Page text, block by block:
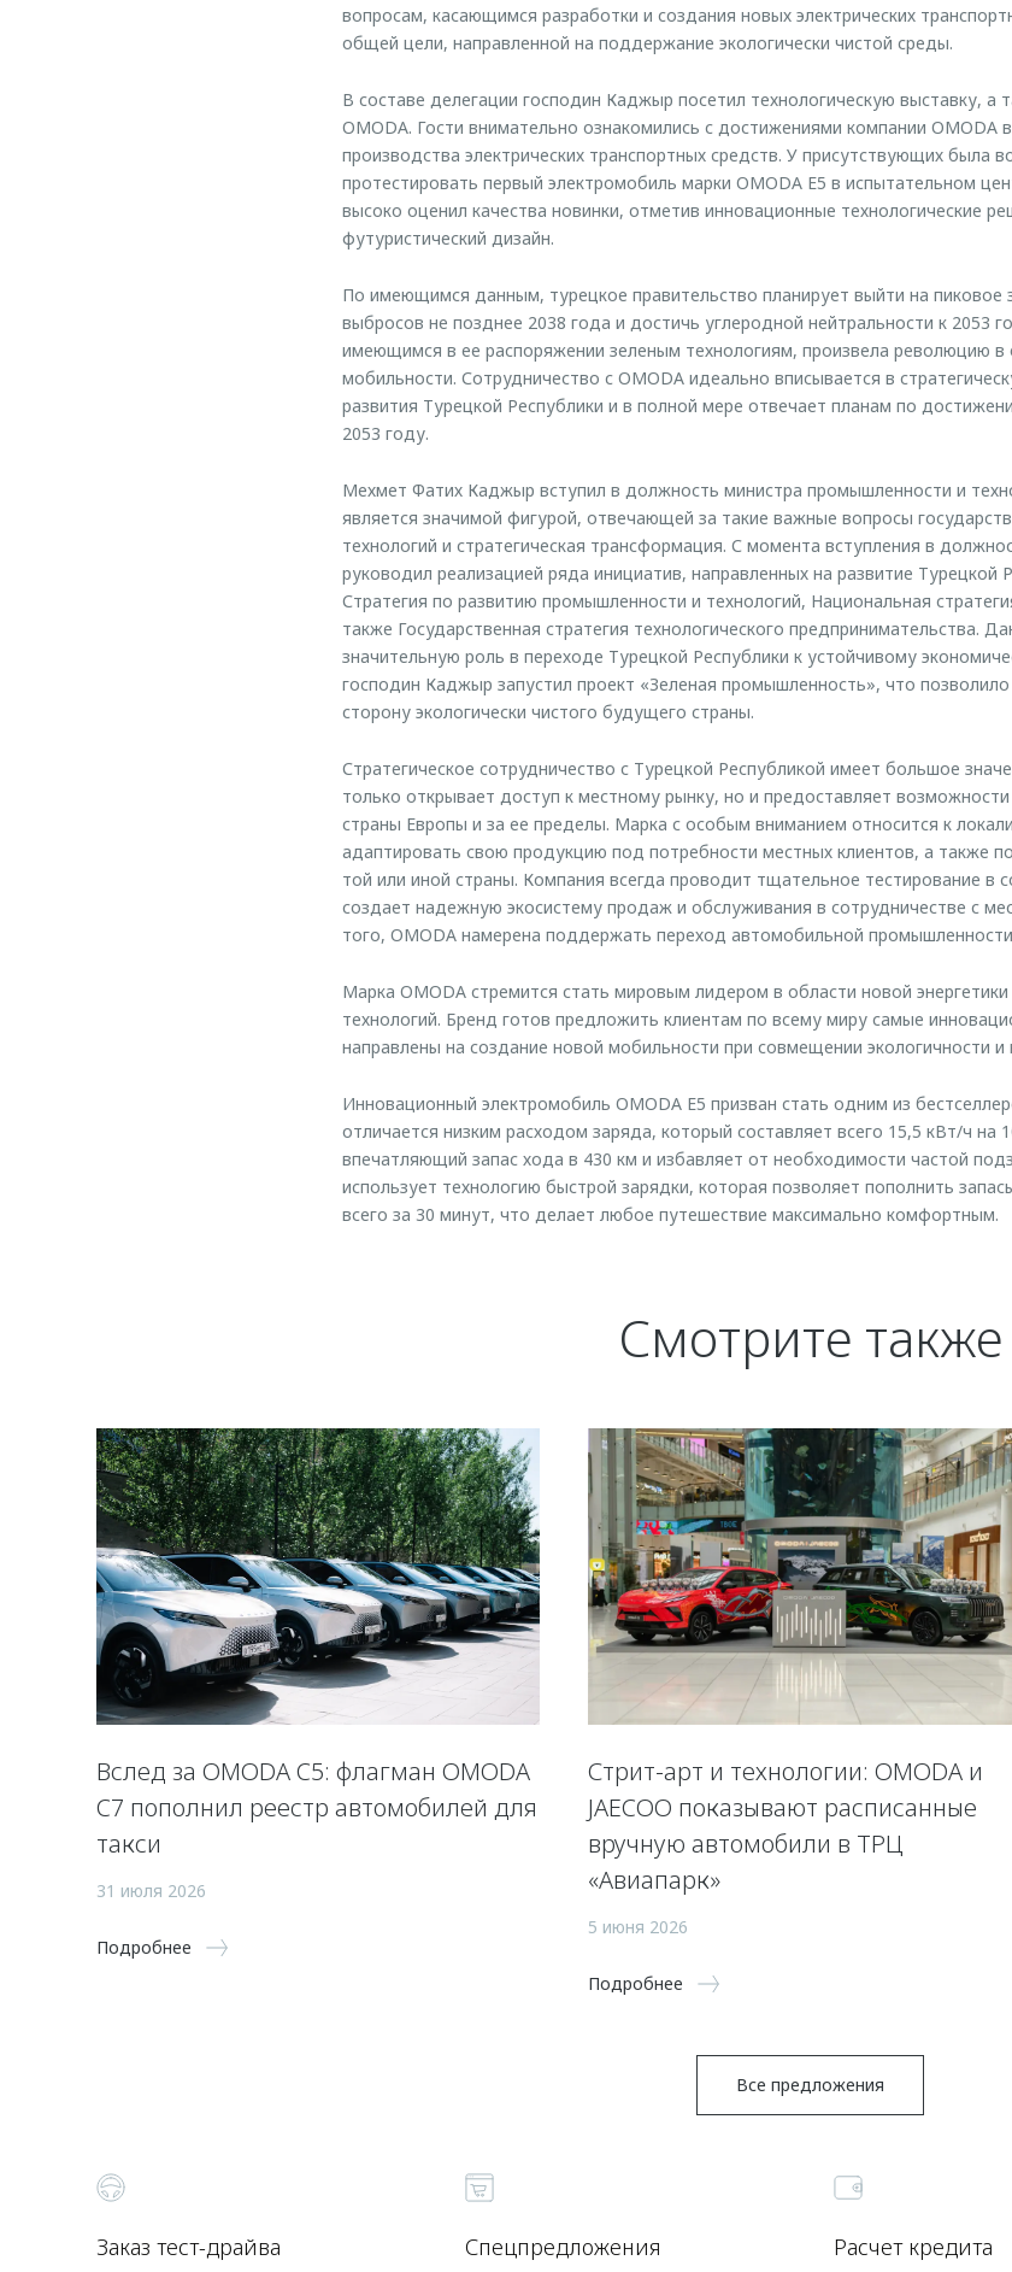
вопросам, касающимся разработки и создания новых электрических
общей цели, направленной на поддержание экологически чистой среды.
В составе делегации господин Каджыр посетил технологическую выставку, а
OMODA. Гости внимательно ознакомились с достижениями компании OMODA
производства электрических транспортных средств. У присутствующих была
протестировать первый электромобиль марки OMODA E5 в испытательном
высоко оценил качества новинки, отметив инновационные технологические
футуристический дизайн.
По имеющимся данным, турецкое правительство планирует выйти на пиковое
выбросов не позднее 2038 года и достичь углеродной нейтральности к 2053
имеющимся в ее распоряжении зеленым технологиям, произвела революцию в
мобильности. Сотрудничество с OMODA идеально вписывается в
развития Турецкой Республики и в полной мере отвечает планам по
2053 году.
Мехмет Фатих Каджыр вступил в должность министра промышленности и
является значимой фигурой, отвечающей за такие важные вопросы
технологий и стратегическая трансформация. С момента вступления в
руководил реализацией ряда инициатив, направленных на развитие Турецкой
Стратегия по развитию промышленности и технологий, Национальная
также Государственная стратегия технологического предпринимательства.
значительную роль в переходе Турецкой Республики к устойчивому
господин Каджыр запустил проект «Зеленая промышленность», что
сторону экологически чистого будущего страны.
Стратегическое сотрудничество с Турецкой Республикой имеет большое
только открывает доступ к местному рынку, но и предоставляет
страны Европы и за ее пределы. Марка с особым вниманием относится к
адаптировать свою продукцию под потребности местных клиентов, а также
той или иной страны. Компания всегда проводит тщательное тестирование в
создает надежную экосистему продаж и обслуживания в сотрудничестве с
того, OMODA намерена поддержать переход автомобильной
Марка OMODA стремится стать мировым лидером в области новой
технологий. Бренд готов предложить клиентам по всему миру самые
направлены на создание новой мобильности при совмещении экологичности
Инновационный электромобиль OMODA E5 призван стать одним из
отличается низким расходом заряда, который составляет всего 15,5 кВт/ч на
впечатляющий запас хода в 430 км и избавляет от необходимости частой
использует технологию быстрой зарядки, которая позволяет пополнить
всего за 30 минут, что делает любое путешествие максимально комфортным.
Смотрите также
Вслед за OMODA C5: флагман OMODA
C7 пополнил реестр автомобилей для
такси
31 июля 2026
Подробнее
Стрит-арт и технологии: OMODA и
JAECOO показывают расписанные
вручную автомобили в ТРЦ
«Авиапарк»
5 июня 2026
Подробнее
Все предложения
Заказ тест-драйва Спецпредложения Расчет кредита